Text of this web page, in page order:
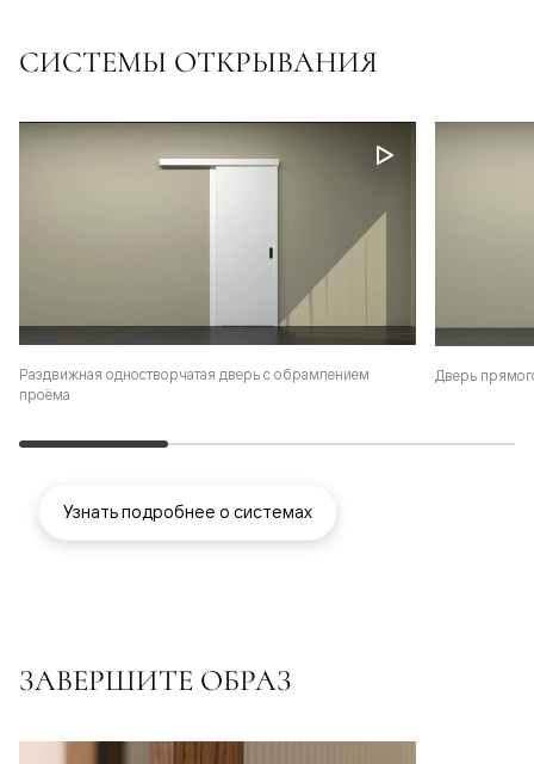
СИСТЕМЫ ОТКРЫВАНИЯ
Раздвижная одностворчатая дверь с обрамлением
проёма
Дверь
Узнать подробнее о системах
ЗАВЕРШИТЕ ОБРАЗ